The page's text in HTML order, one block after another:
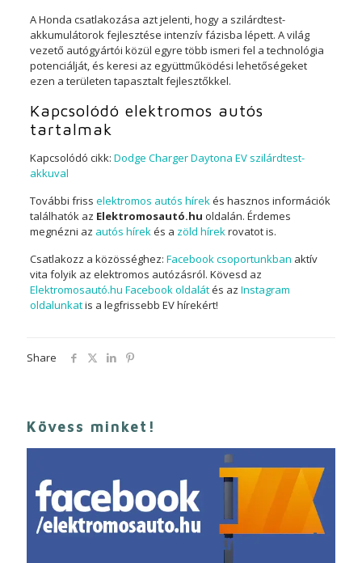
A Honda csatlakozása azt jelenti, hogy a szilárdtest-
akkumulátorok fejlesztése intenzív fázisba lépett. A világ
vezető autógyártói közül egyre több ismeri fel a technológia
potenciálját, és keresi az együttműködési lehetőségeket
ezen a területen tapasztalt fejlesztőkkel.
Kapcsolódó elektromos autós
tartalmak
Kapcsolódó cikk: Dodge Charger Daytona EV szilárdtest-
akkuval
További friss elektromos autós hírekés hasznos információk
találhatók az Elektromosautó.hu oldalán. Érdemes
megnézni az autós hírekés a zöld hírekrovatot is.
Csatlakozz a közösséghez: Facebook csoportunkban aktív
vita folyik az elektromos autózásról. Kövesd az
Elektromosautó.hu Facebook oldalátés az Instagram
oldalunkatis a legfrissebb EV hírekért!
Share
Kövess minket!